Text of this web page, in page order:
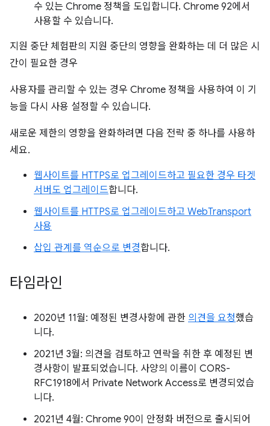
수 있는 Chrome 정책을 도입합니다. Chrome 92에서
사용할 수 있습니다.
지원 중단 체험판의 지원 중단의 영향을 완화하는 데 더 많은 시
간이 필요한 경우
사용자를 관리할 수 있는 경우 Chrome 정책을 사용하여 이 기
능을 다시 사용 설정할 수 있습니다.
새로운 제한의 영향을 완화하려면 다음 전략 중 하나를 사용하
세요.
웹사이트를 HTTPS로 업그레이드하고 필요한 경우 타겟
서버도 업그레이드합니다.
웹사이트를 HTTPS로 업그레이드하고 WebTransport
사용
삽입 관계를 역순으로 변경합니다.
타임라인
2020년 11월: 예정된 변경사항에 관한 의견을 요청했습
니다.
2021년 3월: 의견을 검토하고 연락을 취한 후 예정된 변
경사항이 발표되었습니다. 사양의 이름이 CORS-
RFC1918에서 Private Network Access로 변경되었습
니다.
2021년 4월: Chrome 90이 안정화 버전으로 출시되어